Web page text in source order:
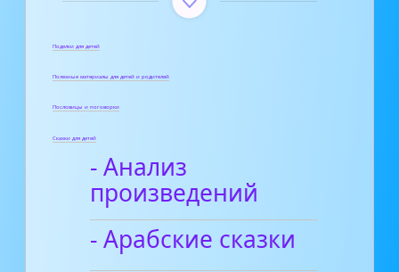
Поделки для детей
Полезные материалы для детей и родителей
Пословицы и поговорки
Сказки для детей
- Анализ
произведений
- Арабские сказки